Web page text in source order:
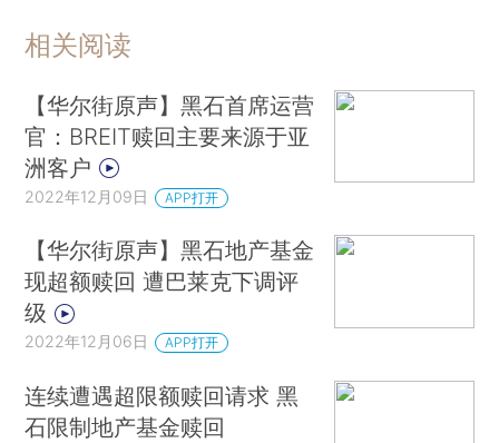
相关阅读
【华尔街原声】黑石首席运营
官：BREIT赎回主要来源于亚
洲客户
2022年12月09日 APP打开
【华尔街原声】黑石地产基金
现超额赎回 遭巴莱克下调评
级
2022年12月06日 APP打开
连续遭遇超限额赎回请求 黑
石限制地产基金赎回